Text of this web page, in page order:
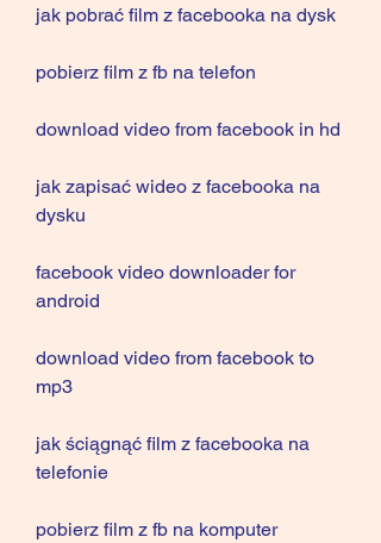
jak pobrać film z facebooka na dysk
pobierz film z fb na telefon
download video from facebook in hd
jak zapisać wideo z facebooka na
dysku
facebook video downloader for
android
download video from facebook to
mp3
jak ściągnąć film z facebooka na
telefonie
pobierz film z fb na komputer